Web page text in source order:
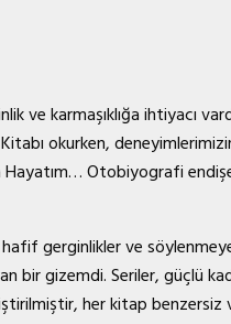
ve karmaşıklığa ihtiyacı
okurken,
Otobiyografi
gerginlikler ve
gizemdi. Seriler, güçlü
her kitap